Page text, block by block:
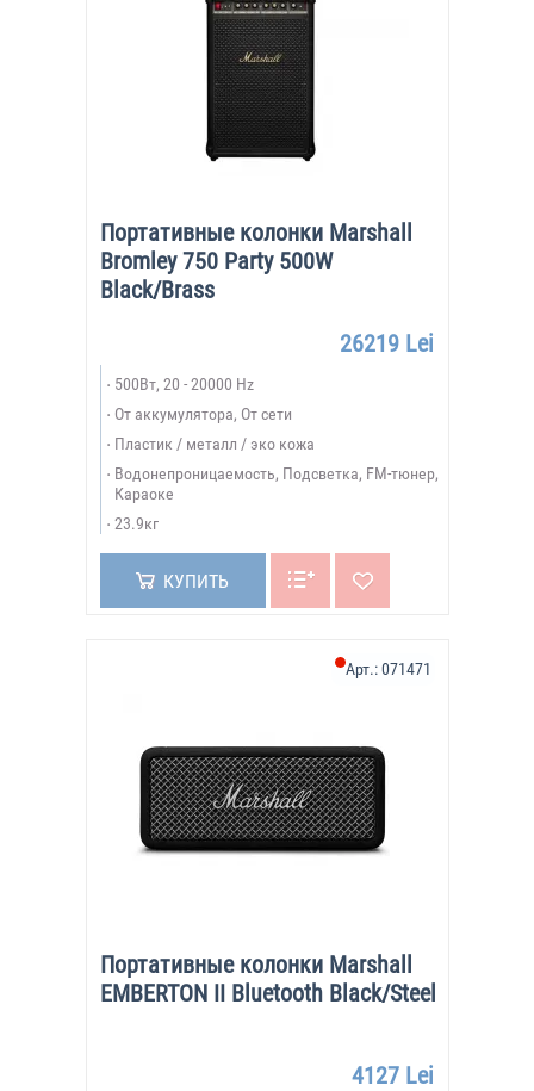
Портативные колонки Marshall
Bromley 750 Party 500W
Black/Brass
26219 Lei
500Вт, 20 - 20000 Hz
От аккумулятора, От сети
Пластик / металл / эко кожа
Водонепроницаемость, Подсветка, FM-тюнер,
Караоке
23.9кг
КУПИТЬ
Портативные колонки Marshall
EMBERTON II Bluetooth Black/Steel
Арт.:071471
4127 Lei